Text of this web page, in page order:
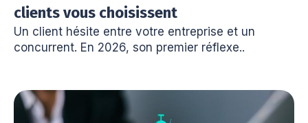
clients vous choisissent
Un client hésite entre votre entreprise et un
concurrent. En 2026, son premier réflexe..